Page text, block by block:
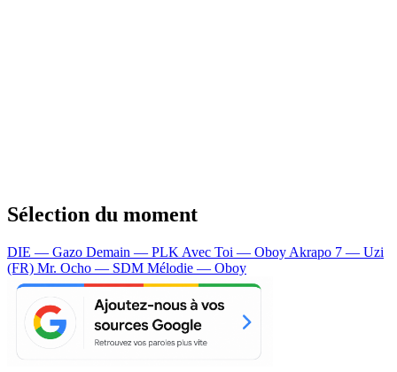
Sélection du moment
DIE — Gazo Demain — PLK Avec Toi — Oboy Akrapo 7 — Uzi
(FR) Mr. Ocho — SDM Mélodie — Oboy